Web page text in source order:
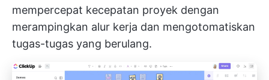
mempercepat kecepatan proyek dengan
merampingkan alur kerja dan mengotomatiskan
tugas-tugas yang berulang.